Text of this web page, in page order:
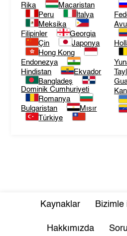
Rika
Macaristan
Peru
İtalya
Meksika
Filipinler
Georgia
Çin
Japonya
Hong Kong
Endonezya
Hindistan
Ekvador
Bangladeş
Dominik Cumhuriyeti
Romanya
Bulgaristan
Mısır
Türkiye
Kaynaklar Bizimle
Hakkımızda